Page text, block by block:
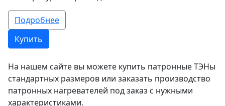
Подробнее
Купить
На нашем сайте вы можете купить патронные ТЭНы
стандартных размеров или заказать производство
патронных нагревателей под заказ с нужными
характеристиками.